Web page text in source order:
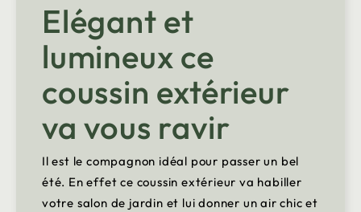
Elégant et
lumineux ce
coussin extérieur
va vous ravir
Il est le compagnon idéal pour passer un bel
été. En effet ce coussin extérieur va habiller
votre salon de jardin et lui donner un air chic et